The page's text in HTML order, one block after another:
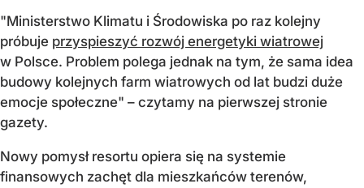
"Ministerstwo Klimatu i Środowiska po raz kolejny
próbuje przyspieszyć rozwój energetyki wiatrowej
w Polsce. Problem polega jednak na tym, że sama idea
budowy kolejnych farm wiatrowych od lat budzi duże
emocje społeczne" – czytamy na pierwszej stronie
gazety.
Nowy pomysł resortu opiera się na systemie
finansowych zachęt dla mieszkańców terenów,